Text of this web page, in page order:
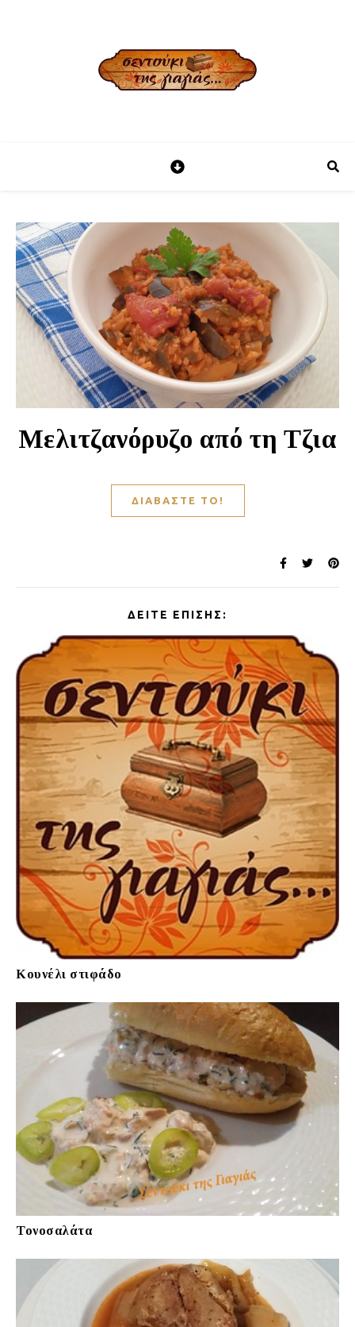
Μελιτζανόρυζο από τη Τζια
ΔΙΑΒΆΣΤΕ ΤΟ!
ΔΕΊΤΕ ΕΠΊΣΗΣ:
Κουνέλι στιφάδο
Τονοσαλάτα